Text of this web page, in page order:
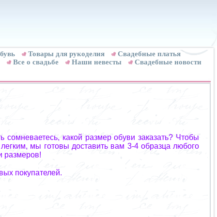
Товары для рукоделия
Cвадебные платья
Все о свадьбе
Наши невесты Свадебные новости
какой размер обуви заказать? Чтобы
мы готовы доставить вам 3-4 образца любого
размеров!
покупателей.